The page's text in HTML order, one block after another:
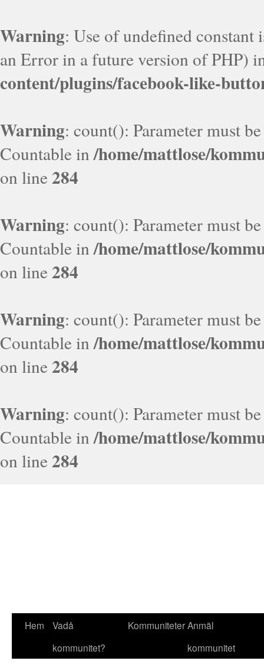
Warning: Use of undefined
an Error in a future version of PHP)
content/plugins/facebook-like-
Warning: count(): Parameter must
Countable in/home/mattlose/
on line284
Warning: count(): Parameter must
Countable in/home/mattlose/
on line284
Warning: count(): Parameter must
Countable in/home/mattlose/
on line284
Warning: count(): Parameter must
Countable in/home/mattlose/
on line284
Hem
Vadå
kommunitet?
KommuniteterAnmäl
kommunitet